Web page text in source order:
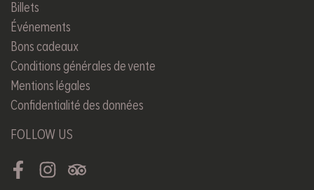
Billets
Événements
Bons cadeaux
Conditions générales de vente
Mentions légales
Confidentialité des données
FOLLOW US
FacebookInstagramTripadvisor